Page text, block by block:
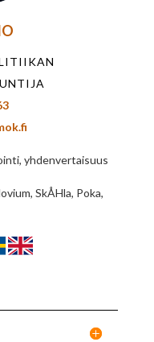
yhdenvertaisuus
SkÅHla, Poka,